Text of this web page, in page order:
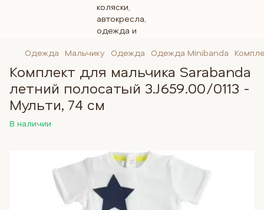
Одежда Мальчику Одежда Одежда Minibanda
Комплект для мальчика Sarabanda
летний полосатый 3.J659.00/0113 -
Мульти, 74 см
В наличии